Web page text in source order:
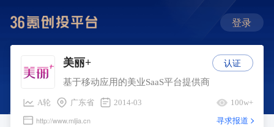
登录
美丽+
基于移动应用的美业SaaS平台提供商
A轮 广东省 2014-03 100w+
http://www.mljia.cn 寻求报道
认证